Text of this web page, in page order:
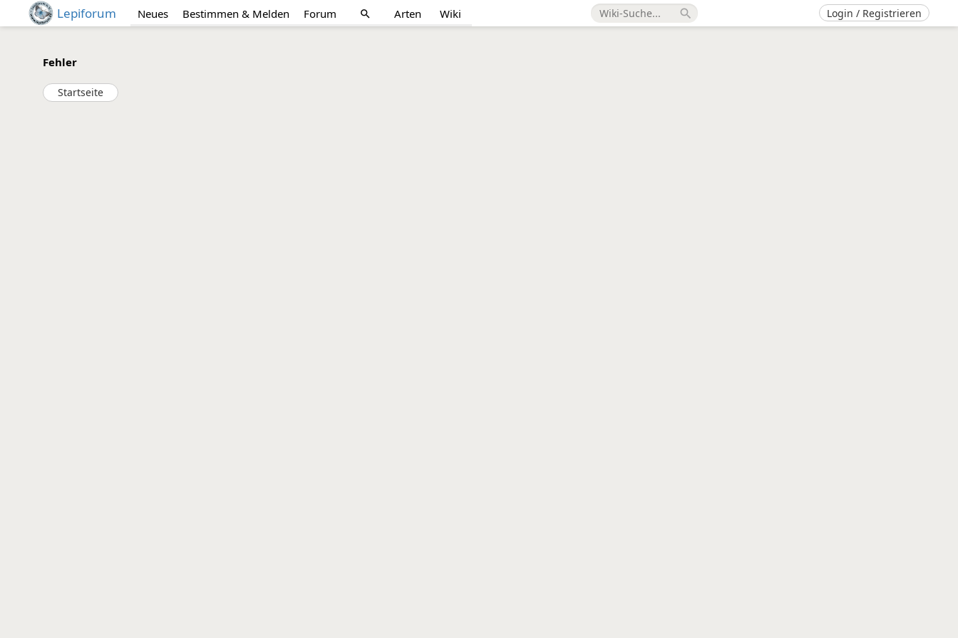
Lepiforum Neues Bestimmen & Melden Forum search Arten Wiki search Login / Registrieren
Fehler
Startseite